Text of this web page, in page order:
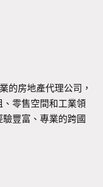
的房地產代理公司，
零售空間和工業領
豐富、專業的跨國